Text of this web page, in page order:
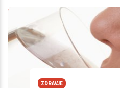
ZDRAVJE